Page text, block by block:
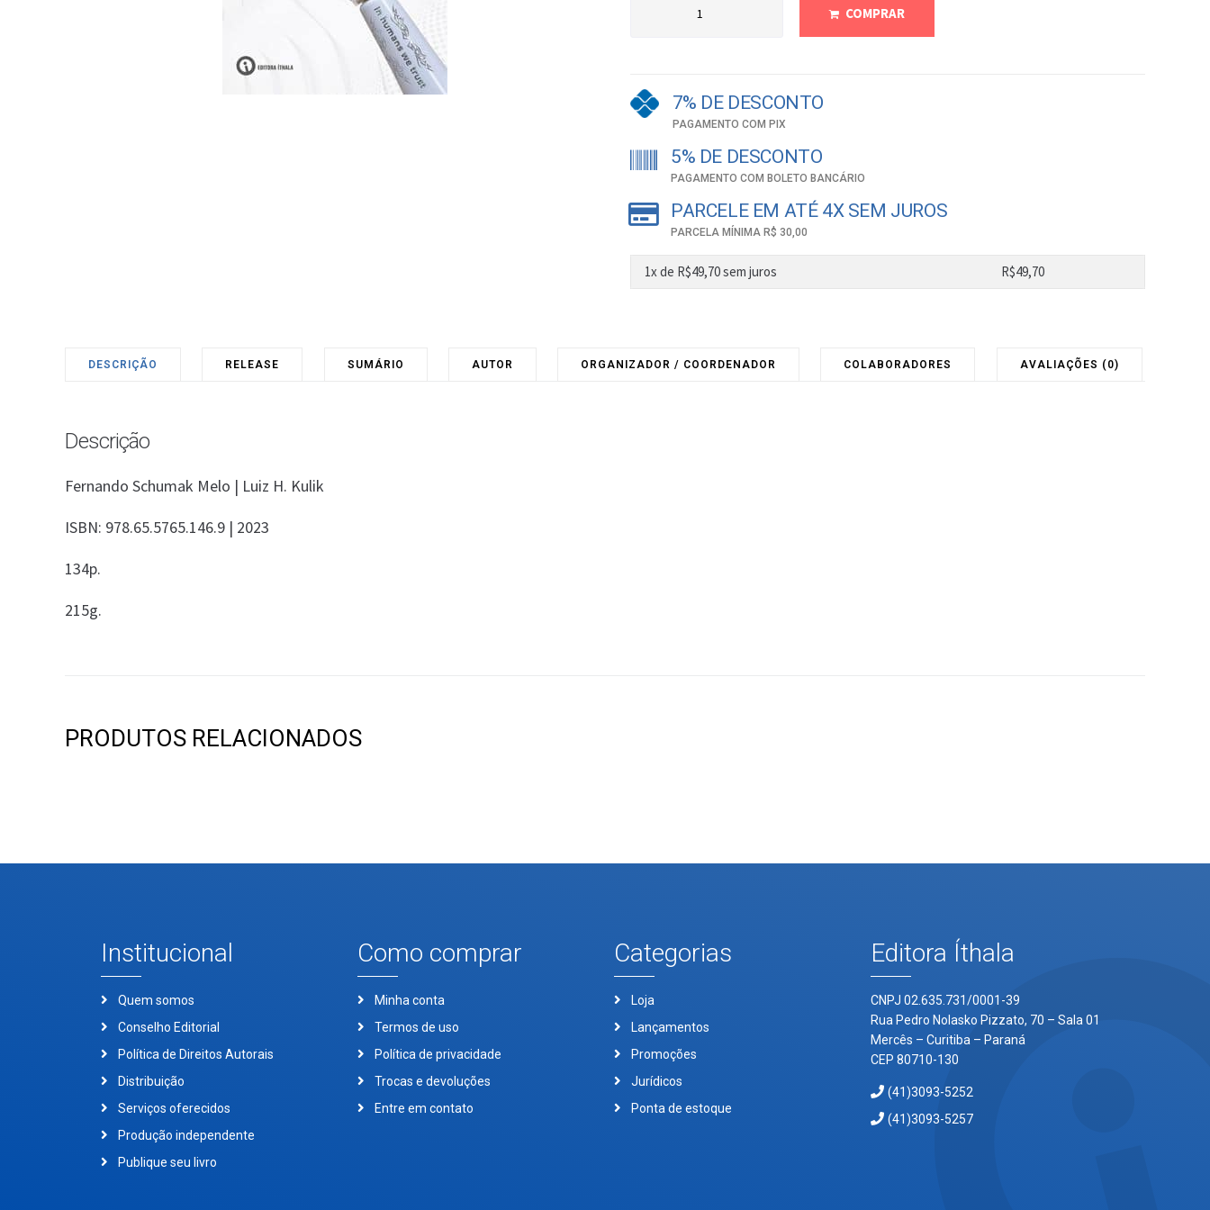
COMPRAR
7% DE DESCONTO
PAGAMENTO COM PIX
5% DE DESCONTO
PAGAMENTO COM BOLETO BANCÁRIO
PARCELE EM ATÉ 4X SEM JUROS
PARCELA MÍNIMA R$ 30,00
1x de R$49,70sem juros R$49,70
DESCRIÇÃO RELEASE SUMÁRIO AUTOR ORGANIZADOR / COORDENADOR COLABORADORES AVALIAÇÕES (0)
Descrição
Fernando Schumak Melo | Luiz H. Kulik
ISBN: 978.65.5765.146.9 | 2023
134p.
215g.
PRODUTOS RELACIONADOS
Institucional
Quem somos
Conselho Editorial
Política de Direitos Autorais
Distribuição
Serviços oferecidos
Produção independente
Publique seu livro
Como comprar
Minha conta
Termos de uso
Política de privacidade
Trocas e devoluções
Entre em contato
Categorias
Loja
Lançamentos
Promoções
Jurídicos
Ponta de estoque
Editora Íthala
CNPJ 02.635.731/0001-39
Rua Pedro Nolasko Pizzato, 70 – Sala 01
Mercês – Curitiba – Paraná
CEP 80710-130
(41)3093-5252
(41)3093-5257